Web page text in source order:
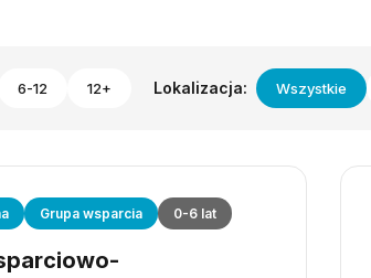
6-12 12+ Lokalizacja: Wszystkie
Grupa wsparcia 0-6 lat